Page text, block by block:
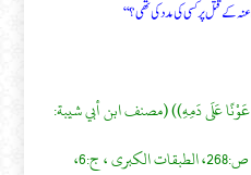
کے قتل پر کسی کی مدد کی تھی؟‘‘
عَلَى دَمِهِ)) (مصنف ابن أبي شيبة:
32043، الكنى والاسماء للدولابي ، ج:1، ص:268، الطبقات الكبرى ، ج:6،